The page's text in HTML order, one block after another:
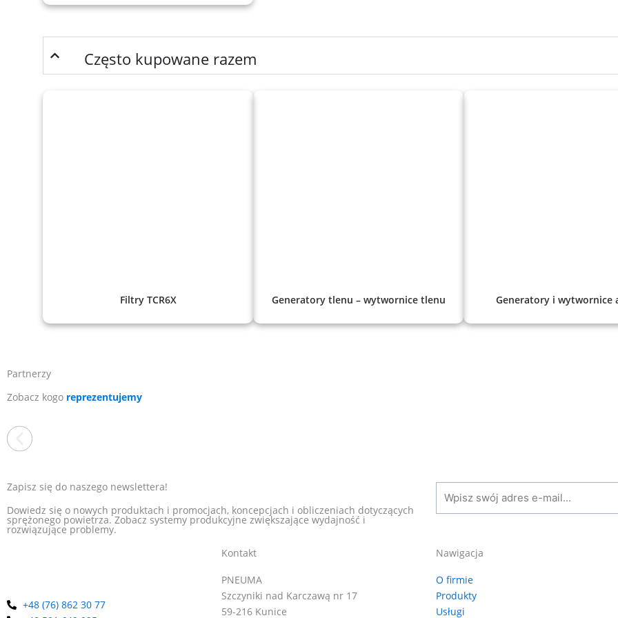
Często kupowane razem
Filtry TCR6X Generatory tlenu – wytwornice tlenu Generatory i wytwornice
Partnerzy
Zobacz kogo reprezentujemy
zasilanych sprężonym powietrzem. Oferta obejmuje energooszczędne dysze pneumatyczne m.in. noże
pneumatyczne i wiele innych. Jako wieloletni dystrybutor marki EXAIR w Polsce, oferujemy kompleksową
Zapisz się do naszego newslettera!
Dowiedz się o nowych produktach i promocjach, koncepcjach i obliczeniach dotyczących
sprężonego powietrza. Zobacz systemy produkcyjne zwiększające wydajność i
rozwiązujące problemy.
+48 (76) 862 30 77
Kontakt
PNEUMA
Szczyniki nad Karczawą nr 17
59-216 Kunice
Nawigacja
O firmie
Produkty
Usługi